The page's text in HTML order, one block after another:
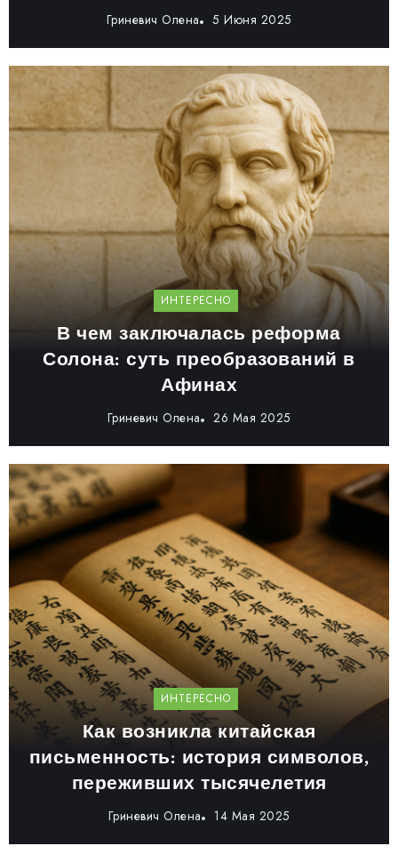
Гриневич Олена 5 Июня 2025
ИНТЕРЕСНО
В чем заключалась реформа
Солона: суть преобразований в
Афинах
Гриневич Олена 26 Мая 2025
ИНТЕРЕСНО
Как возникла китайская
письменность: история символов,
переживших тысячелетия
Гриневич Олена 14 Мая 2025